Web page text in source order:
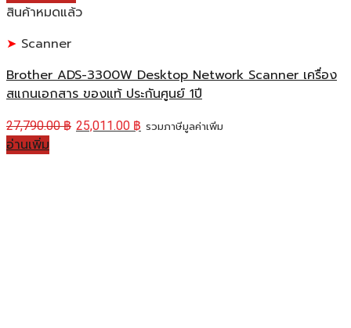
สินค้าหมดแล้ว
Scanner
Brother ADS-3300W Desktop Network Scanner เครื่อง
สแกนเอกสาร ของแท้ ประกันศูนย์ 1ปี
27,790.00฿ 25,011.00 ฿ รวมภาษีมูลค่าเพิ่ม
อ่านเพิ่ม